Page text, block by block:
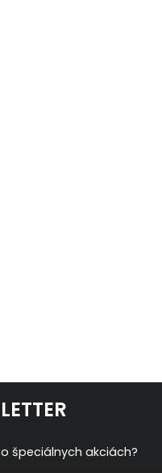
špeciálnych akciách?